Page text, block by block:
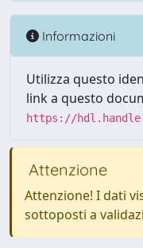
Informazioni
Utilizza questo
link a questo
https://
Attenzione
Attenzione! I dati
sottoposti a